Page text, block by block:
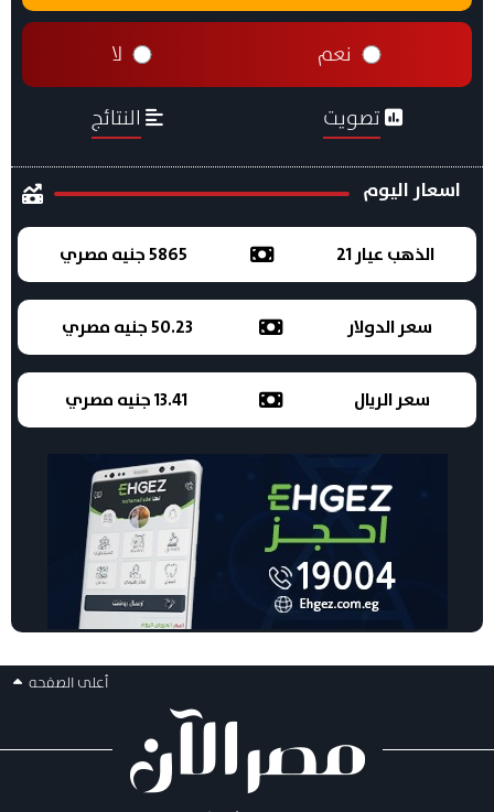
نعم لا
تصويت النتائج
اسعار اليوم
الذهب عيار 21 5865 جنيه مصري
سعر الدولار 50.23 جنيه مصري
سعر الريال 13.41 جنيه مصري
أعلى الصفحه